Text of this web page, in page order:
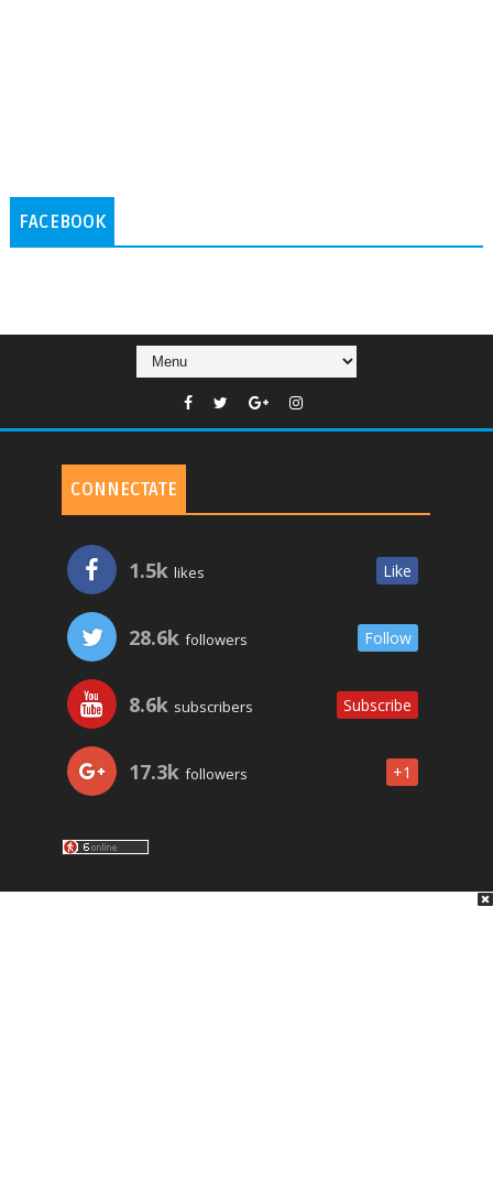
FACEBOOK
CONNECTATE
1.5k likes Like
28.6k followers Follow
8.6k subscribers Subscribe
17.3k followers +1